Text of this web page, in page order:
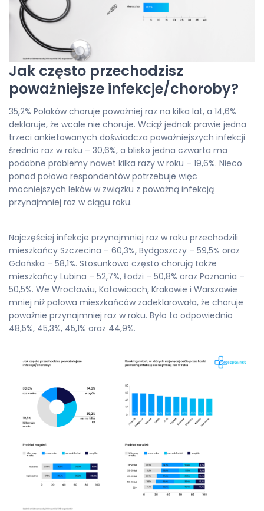
Jak często przechodzisz
poważniejsze infekcje/choroby?
35,2% Polaków choruje poważniej raz na kilka lat, a 14,6%
deklaruje, że wcale nie choruje. Wciąż jednak prawie jedna
trzeci ankietowanych doświadcza poważniejszych infekcji
średnio raz w roku – 30,6%, a blisko jedna czwarta ma
podobne problemy nawet kilka razy w roku – 19,6%. Nieco
ponad połowa respondentów potrzebuje więc
mocniejszych leków w związku z poważną infekcją
przynajmniej raz w ciągu roku.
Najczęściej infekcje przynajmniej raz w roku przechodzili
mieszkańcy Szczecina – 60,3%, Bydgoszczy – 59,5% oraz
Gdańska – 58,1%. Stosunkowo często chorują także
mieszkańcy Lubina – 52,7%, Łodzi – 50,8% oraz Poznania –
50,5%. We Wrocławiu, Katowicach, Krakowie i Warszawie
mniej niż połowa mieszkańców zadeklarowała, że choruje
poważnie przynajmniej raz w roku. Było to odpowiednio
48,5%, 45,3%, 45,1% oraz 44,9%.